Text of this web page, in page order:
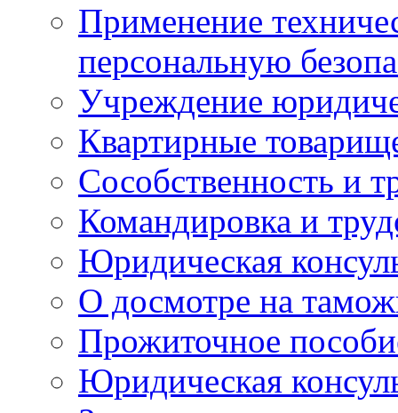
Применение
персональную
Учреждение
Квартирные
Сособственность и
Командировка и
Юридическая
О досмотре на
Прожиточное
Юридическая